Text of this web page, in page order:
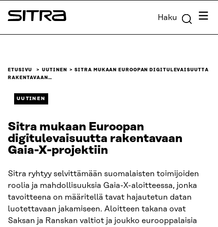
Siirry
suoraan
Sitra Haku
ETUSIVU UUTINEN
SITRA MUKAAN EUROOPAN DIGITULEVAISUUTTA
RAKENTAVAAN…
UUTINEN
Sitra mukaan Euroopan
digitulevaisuutta rakentavaan
Gaia-X-projektiin
Sitra ryhtyy selvittämään suomalaisten toimijoiden
roolia ja mahdollisuuksia Gaia-X-aloitteessa, jonka
tavoitteena on määritellä tavat hajautetun datan
luotettavaan jakamiseen. Aloitteen takana ovat
Saksan ja Ranskan valtiot ja joukko eurooppalaisia